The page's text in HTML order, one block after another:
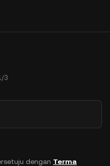
3
dengan Terma